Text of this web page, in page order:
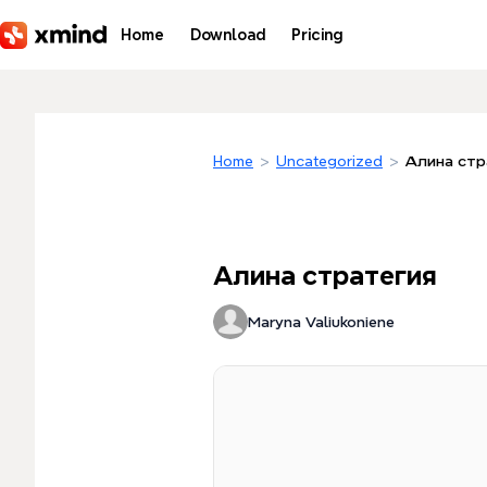
Home Download Pricing
Home > Uncategorized > Алина
Алина стратегия
Maryna Valiukoniene